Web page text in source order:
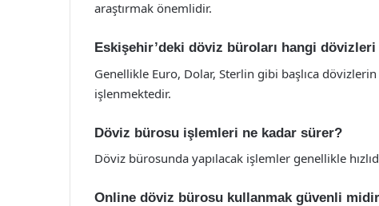
araştırmak önemlidir.
Eskişehir’deki döviz büroları hangi
Genellikle Euro, Dolar, Sterlin gibi başlıca
işlenmektedir.
Döviz bürosu işlemleri ne kadar sürer?
Döviz bürosunda yapılacak işlemler genellikle
Online döviz bürosu kullanmak güvenli